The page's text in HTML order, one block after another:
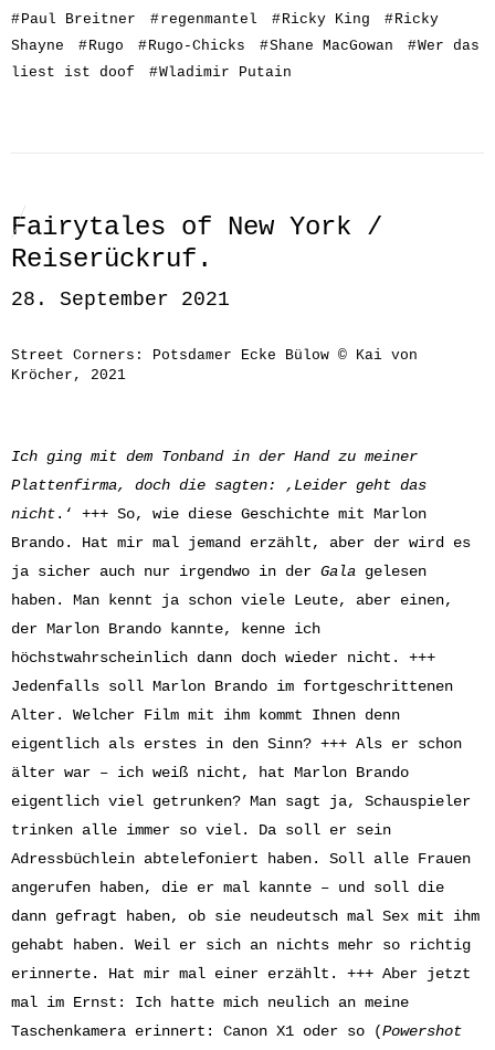
#Paul Breitner #regenmantel #Ricky King #Ricky
Shayne
#Rugo #Rugo-Chicks #Shane MacGowan #Wer das
liest ist doof
#Wladimir Putain
Fairytales of New York /
Reiserückruf.
28. September 2021
Street Corners: Potsdamer Ecke Bülow © Kai von
Kröcher, 2021
Ich ging mit dem Tonband in der Hand zu meiner
Plattenfirma, doch die sagten: ‚Leider geht das
nicht.‘ +++ So, wie diese Geschichte mit Marlon
Brando. Hat mir mal jemand erzählt, aber der wird es
ja sicher auch nur irgendwo in der Gala gelesen
haben. Man kennt ja schon viele Leute, aber einen,
der Marlon Brando kannte, kenne ich
höchstwahrscheinlich dann doch wieder nicht. +++
Jedenfalls soll Marlon Brando im fortgeschrittenen
Alter. Welcher Film mit ihm kommt Ihnen denn
eigentlich als erstes in den Sinn? +++ Als er schon
älter war – ich weiß nicht, hat Marlon Brando
eigentlich viel getrunken? Man sagt ja, Schauspieler
trinken alle immer so viel. Da soll er sein
Adressbüchlein abtelefoniert haben. Soll alle Frauen
angerufen haben, die er mal kannte – und soll die
dann gefragt haben, ob sie neudeutsch mal Sex mit ihm
gehabt haben. Weil er sich an nichts mehr so richtig
erinnerte. Hat mir mal einer erzählt. +++ Aber jetzt
mal im Ernst: Ich hatte mich neulich an meine
Taschenkamera erinnert: Canon X1 oder so (Powershot